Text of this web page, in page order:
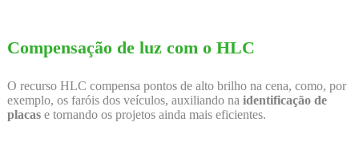
Compensação de luz com o HLC
O recurso HLC compensa pontos de alto brilho na cena, como, por
exemplo, os faróis dos veículos, auxiliando na identificação de
placas e tornando os projetos ainda mais eficientes.